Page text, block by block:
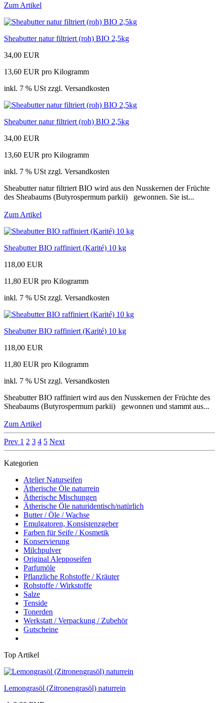
Zum Artikel
Sheabutter natur filtriert (roh) BIO 2,5kg
34,00 EUR
13,60 EUR pro Kilogramm
inkl. 7 % USt zzgl. Versandkosten
Sheabutter natur filtriert (roh) BIO 2,5kg
34,00 EUR
13,60 EUR pro Kilogramm
inkl. 7 % USt zzgl. Versandkosten
Sheabutter natur filtriert BIO wird aus den Nusskernen der Früchte
des Sheabaums (Butyrospermum parkii) gewonnen. Sie ist...
Zum Artikel
Sheabutter BIO raffiniert (Karité) 10 kg
118,00 EUR
11,80 EUR pro Kilogramm
inkl. 7 % USt zzgl. Versandkosten
Sheabutter BIO raffiniert (Karité) 10 kg
118,00 EUR
11,80 EUR pro Kilogramm
inkl. 7 % USt zzgl. Versandkosten
Sheabutter BIO raffiniert wird aus den Nusskernen der Früchte des
Sheabaums (Butyrospermum parkii) gewonnen und stammt aus...
Zum Artikel
Prev 1 2 3 4 5 Next
Kategorien
Atelier Naturseifen
Ätherische Öle naturrein
Ätherische Mischungen
Ätherische Öle naturidentisch/natürlich
Butter / Öle / Wachse
Emulgatoren, Konsistenzgeber
Farben für Seife / Kosmetik
Konservierung
Milchpulver
Original Alepposeifen
Parfumöle
Pflanzliche Rohstoffe / Kräuter
Rohstoffe / Wirkstoffe
Salze
Tenside
Tonerden
Werkstatt / Verpackung / Zubehör
Gutscheine
Top Artikel
Lemongrasöl (Zitronengrasöl) naturrein